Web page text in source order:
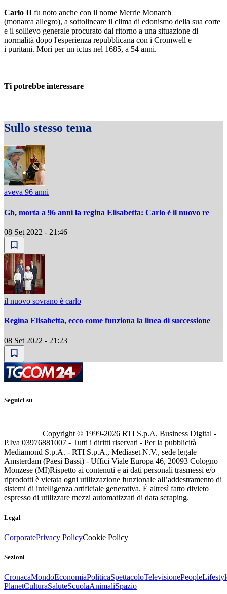
Carlo II fu noto anche con il nome Merrie Monarch
(monarca allegro), a sottolineare il clima di edonismo della sua corte
e il sollievo generale procurato dal ritorno a una situazione di
normalità dopo l'esperienza repubblicana con i Cromwell e
i puritani. Morì per un ictus nel 1685, a 54 anni.
Ti potrebbe interessare
Sullo stesso tema
aveva 96 anni
Gb, morta a 96 anni la regina Elisabetta: Carlo è il nuovo re
08 Set 2022 - 21:46
il nuovo sovrano è carlo
Regina Elisabetta, ecco come funziona la linea di successione
08 Set 2022 - 21:23
Seguici su
Copyright © 1999-2026 RTI S.p.A. Business Digital -
P.Iva 03976881007 - Tutti i diritti riservati - Per la pubblicità
Mediamond S.p.A. - RTI S.p.A., Mediaset N.V., sede legale
Amsterdam (Paesi Bassi) - Uffici Viale Europa 46, 20093 Cologno
Monzese (MI)Rispetto ai contenuti e ai dati personali trasmessi e/o
riprodotti è vietata ogni utilizzazione funzionale all’addestramento di
sistemi di intelligenza artificiale generativa. È altresì fatto divieto
espresso di utilizzare mezzi automatizzati di data scraping.
Legal
CorporatePrivacy PolicyCookie Policy
Sezioni
CronacaMondoEconomiaPoliticaSpettacoloTelevisionePeople
PlanetCulturaSaluteScuolaAnimaliSpazio